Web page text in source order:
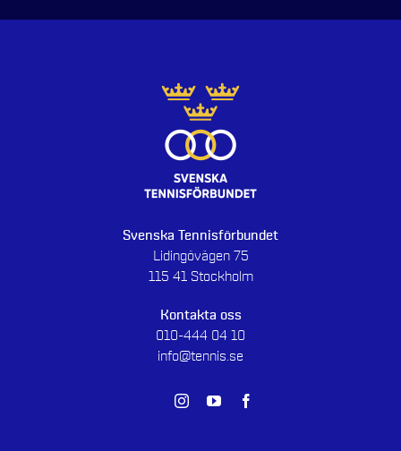
Svenska Tennisförbundet
Lidingövägen 75
115 41 Stockholm
Kontakta oss
010-444 04 10
info@tennis.se